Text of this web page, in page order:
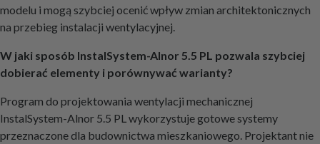
modelu i mogą szybciej ocenić wpływ zmian architektonicznych
na przebieg instalacji wentylacyjnej.
W jaki sposób InstalSystem-Alnor 5.5 PL pozwala szybciej
dobierać elementy i porównywać warianty?
Program do projektowania wentylacji mechanicznej
InstalSystem-Alnor 5.5 PL wykorzystuje gotowe systemy
przeznaczone dla budownictwa mieszkaniowego. Projektant nie